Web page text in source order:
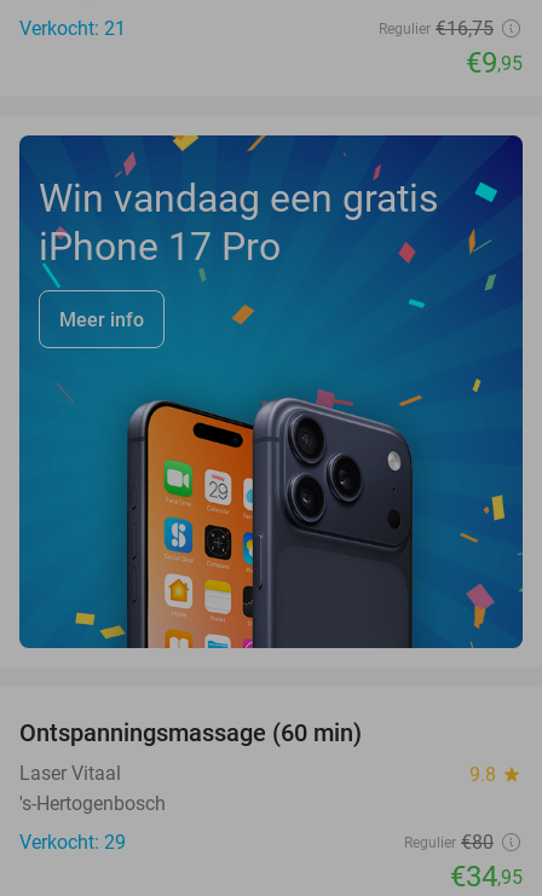
Verkocht: 21
Regulier €16,75
€9,95
Win vandaag een gratis
iPhone 17 Pro
Meer info
Ontspanningsmassage (60 min)
Laser Vitaal 9.8 star
's-Hertogenbosch
Verkocht: 29
Regulier €80
€34,95